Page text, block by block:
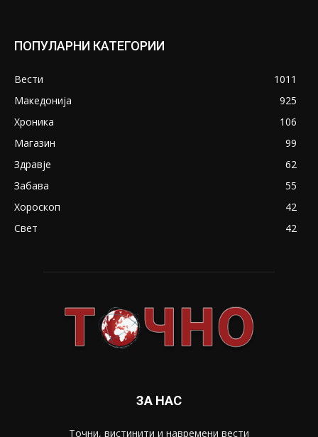
ПОПУЛАРНИ КАТЕГОРИИ
Вести
1011
Македонија
925
Хроника
106
Магазин
99
Здравје
62
Забава
55
Хороскоп
42
Свет
42
ЗА НАС
Точни, вистинити и навремени вести